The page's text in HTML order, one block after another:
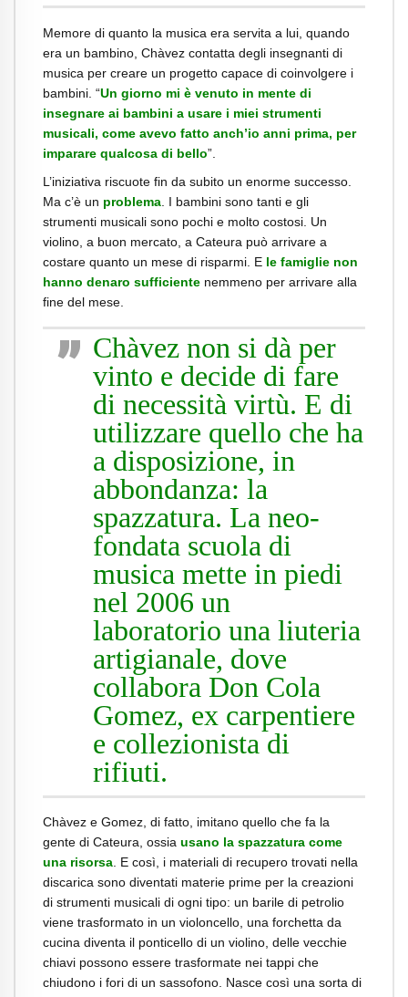
Memore di quanto la musica era servita a lui, quando
era un bambino, Chàvez contatta degli insegnanti di
musica per creare un progetto capace di coinvolgere i
bambini. “Un giorno mi è venuto in mente di
insegnare ai bambini a usare i miei strumenti
musicali, come avevo fatto anch’io anni prima, per
imparare qualcosa di bello”.
L’iniziativa riscuote fin da subito un enorme successo.
Ma c’è un problema . I bambini sono tanti e gli
strumenti musicali sono pochi e molto costosi. Un
violino, a buon mercato, a Cateura può arrivare a
costare quanto un mese di risparmi. E le famiglie non
hanno denaro sufficiente nemmeno per arrivare alla
fine del mese.
Chàvez non si dà per
vinto e decide di fare
di necessità virtù. E di
utilizzare quello che ha
a disposizione, in
abbondanza: la
spazzatura. La neo-
fondata scuola di
musica mette in piedi
nel 2006 un
laboratorio una liuteria
artigianale, dove
collabora Don Cola
Gomez, ex carpentiere
e collezionista di
rifiuti.
Chàvez e Gomez, di fatto, imitano quello che fa la
gente di Cateura, ossia usano la spazzatura come
una risorsa. E così, i materiali di recupero trovati nella
discarica sono diventati materie prime per la creazioni
di strumenti musicali di ogni tipo: un barile di petrolio
viene trasformato in un violoncello, una forchetta da
cucina diventa il ponticello di un violino, delle vecchie
chiavi possono essere trasformate nei tappi che
chiudono i fori di un sassofono. Nasce così una sorta di